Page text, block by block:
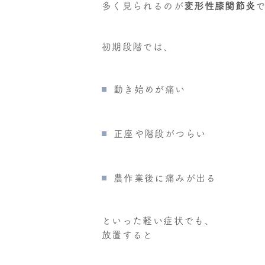
多く見られるのが変形性膝関節炎
初期段階では、
動き始めが痛い
正座や階段がつらい
農作業後に痛みが出る
といった軽い症状でも、
放置すると